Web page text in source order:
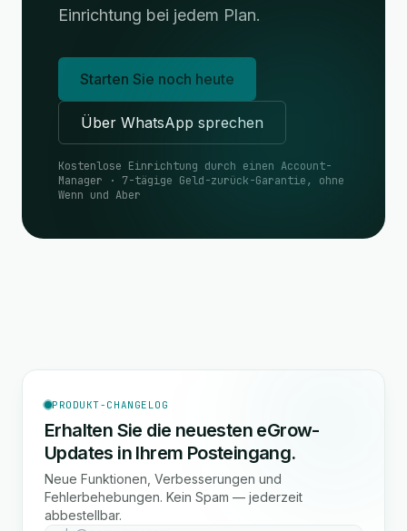
Einrichtung bei jedem Plan.
Starten Sie noch heute
Über WhatsApp sprechen
Kostenlose Einrichtung durch einen Account-
Manager · 7-tägige Geld-zurück-Garantie, ohne
Wenn und Aber
PRODUKT-CHANGELOG
Erhalten Sie die neuesten eGrow-
Updates in Ihrem Posteingang.
Neue Funktionen, Verbesserungen und
Fehlerbehebungen. Kein Spam — jederzeit
abbestellbar.